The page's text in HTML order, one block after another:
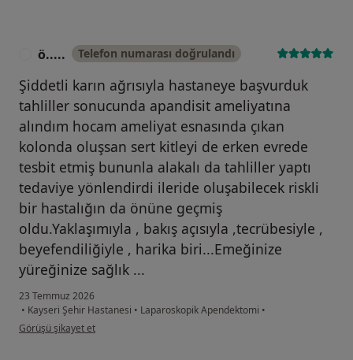
ö..... Telefon numarası doğrulandı
Şiddetli karın ağrısıyla hastaneye başvurduk
tahliller sonucunda apandisit ameliyatına
alındım hocam ameliyat esnasında çıkan
kolonda oluşsan sert kitleyi de erken evrede
tesbit etmiş bununla alakalı da tahliller yaptı
tedaviye yönlendirdi ileride oluşabilecek riskli
bir hastalığın da önüne geçmiş
oldu.Yaklaşımıyla , bakış açısıyla ,tecrübesiyle ,
beyefendiliğiyle , harika biri...Emeğinize
yüreğinize sağlık ...
23 Temmuz 2026
• Kayseri Şehir Hastanesi • Laparoskopik Apendektomi •
kullanıcının görüşüne göre ö.....
Görüşü şikayet et